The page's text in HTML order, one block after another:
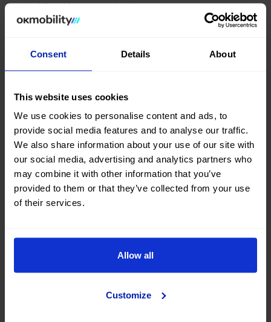
Consent Details About
This website uses cookies
We use cookies to personalise content and ads, to
provide social media features and to analyse our traffic.
We also share information about your use of our site with
our social media, advertising and analytics partners who
may combine it with other information that you’ve
provided to them or that they’ve collected from your use
of their services.
Allow all
Customize
Modificación y Cancelación
Facturación
Depósitos, franquicia y/o fianza
Ferry
Multas y peajes
Contrato digital
Fast Track